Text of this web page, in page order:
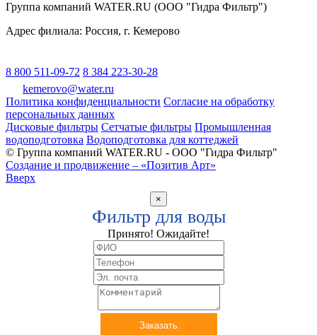
Группа компаний WATER.RU (ООО "Гидра Фильтр")
Адрес филиала: Россия, г. Кемерово
8 800 511-09-72 8 384 223-30-28
kemerovo@water.ru
Политика конфиденциальности Согласие на обработку
персональных данных
Дисковые фильтры Сетчатые фильтры Промышленная
водоподготовка Водоподготовка для коттеджей
© Группа компаний WATER.RU - ООО "Гидра Фильтр"
Создание и продвижение – «Позитив Арт»
Вверх
×
Фильтр для воды
Принято! Ожидайте!
Заказать